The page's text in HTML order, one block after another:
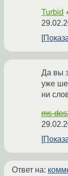
Turbid
Да вы
уже
ни
ms-
Ответ на: